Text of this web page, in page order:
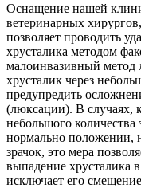
Оснащение нашей
ветеринарных
позволяет проводить
хрусталика методом
малоинвазивный метод
хрусталик через
предупредить
(люксации). В случаях,
небольшого
нормально положении,
зрачок, это мера
выпадение хрусталика
исключает его